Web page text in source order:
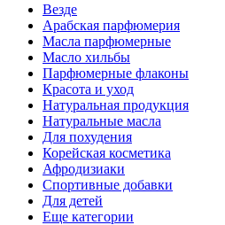
Везде
Арабская парфюмерия
Масла парфюмерные
Масло хильбы
Парфюмерные флаконы
Красота и уход
Натуральная продукция
Натуральные масла
Для похудения
Корейская косметика
Афродизиаки
Спортивные добавки
Для детей
Еще категории